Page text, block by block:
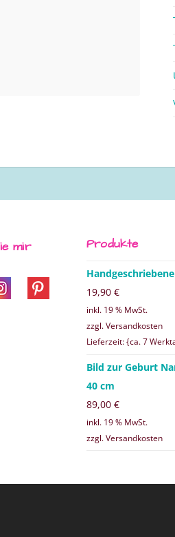
mir Produkte
19,90 €
inkl. 19 % MwSt.
zzgl. Versandkosten
Lieferzeit: {ca. 7
Bild zur Geburt
40 cm
89,00 €
inkl. 19 % MwSt.
zzgl. Versandkosten